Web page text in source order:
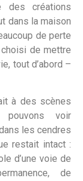
des créations
dans la maison
de perte
de mettre
tout d’abord –
à des scènes
voir
les cendres
restait intact :
d’une voie de
de